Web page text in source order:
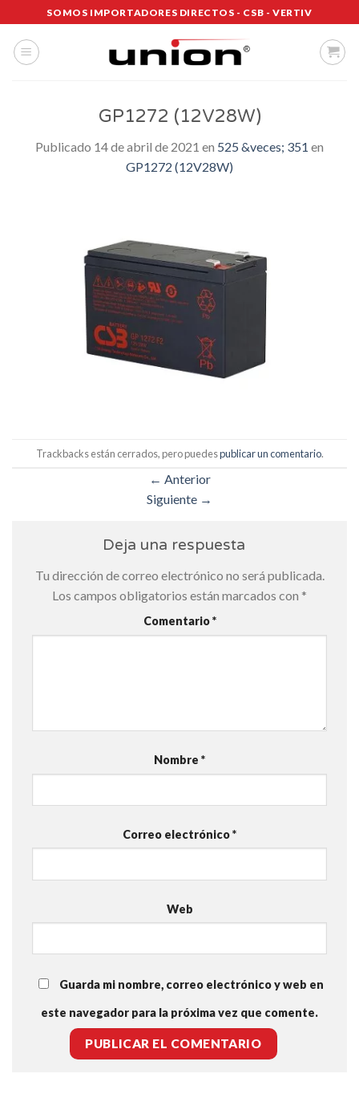
al
contenido
SOMOS IMPORTADORES DIRECTOS - CSB - VERTIV
GP1272 (12V28W)
Publicado 14 de abril de 2021 en 525 &veces; 351 en
GP1272 (12V28W)
Trackbacks están cerrados, pero puedespublicar un comentario.
← Anterior
Siguiente →
Deja una respuesta
Tu dirección de correo electrónico no será publicada.
Los campos obligatorios están marcados con *
Comentario*
Nombre *
Correo electrónico*
Web
Guarda mi nombre, correo electrónico y web en
este navegador para la próxima vez que comente.